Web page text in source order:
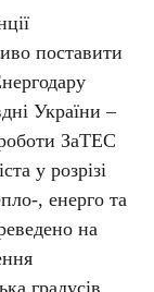
поставити
України –
ЗаТЕС
у розрізі
, енерго та
на
градусів.